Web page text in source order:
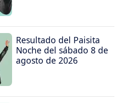
Resultado del Paisita
Noche del sábado 8 de
agosto de 2026